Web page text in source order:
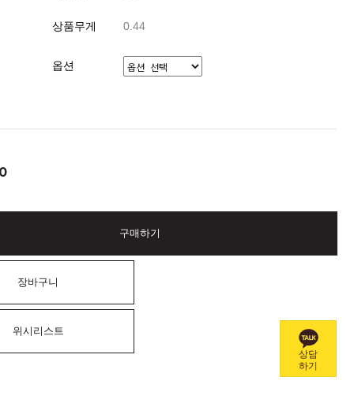
상품무게 0.44
옵션
구매하기
장바구니
위시리스트
상담
하기